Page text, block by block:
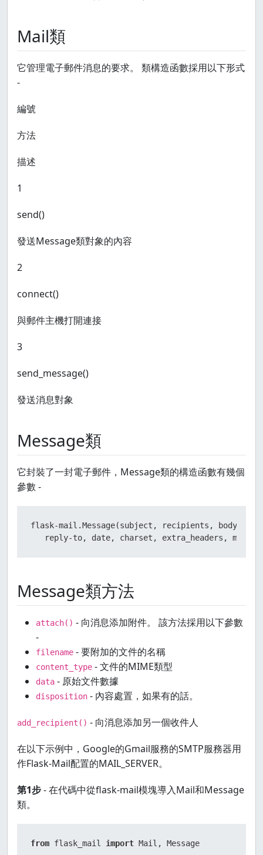
Mail類
它管理電子郵件消息的要求。 類構造函數採用以下形式
-
編號
方法
描述
1
send()
發送Message類對象的內容
2
connect()
與郵件主機打開連接
3
send_message()
發送消息對象
Message類
它封裝了一封電子郵件，Message類的構造函數有幾個
參數 -
flask-mail.Message(subject, recipients, body,
reply-to, date, charset, extra_headers,
Message類方法
attach() - 向消息添加附件。 該方法採用以下參數
-
filename - 要附加的文件的名稱
content_type - 文件的MIME類型
data - 原始文件數據
disposition - 內容處置，如果有的話。
add_recipient() - 向消息添加另一個收件人
在以下示例中，Google的Gmail服務的SMTP服務器用
作Flask-Mail配置的MAIL_SERVER。
第1步- 在代碼中從flask-mail模塊導入Mail和Message
類。
from flask_mail import Mail, Message